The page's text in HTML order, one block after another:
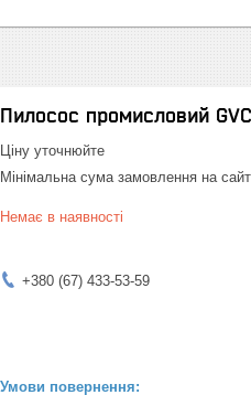
Пилосос промисловий
Ціну уточнюйте
Мінімальна сума замовлення на
Немає в наявності
+380 (67) 433-53-59